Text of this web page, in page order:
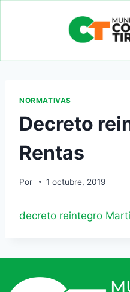
NORMATIVAS
Decreto
Rentas
Por 1 octubre, 2019
decreto reintegro